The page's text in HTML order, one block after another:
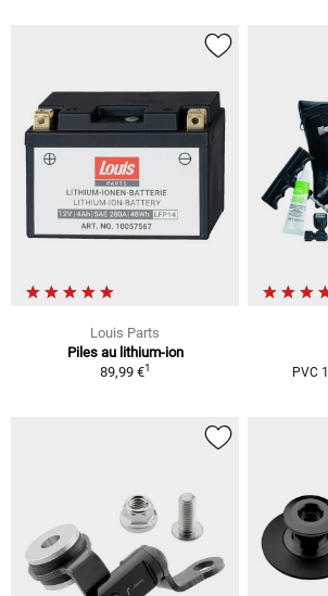
Louis Parts
Piles au lithium-ion
89,99 €1 PVC